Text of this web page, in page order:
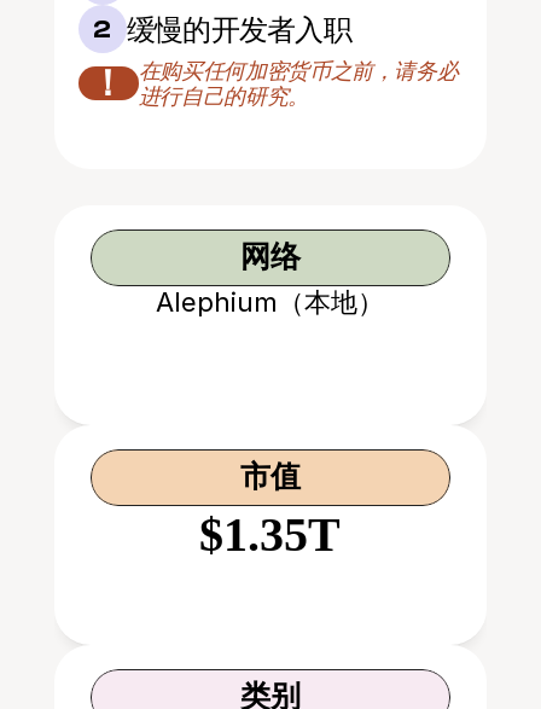
2 缓慢的开发者入职
！
在购买任何加密货币之前，请务必
进行自己的研究。
网络
Alephium（本地）
市值
$1.35T
类别